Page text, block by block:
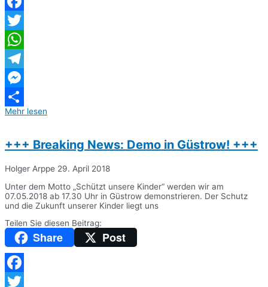
Facebook
Twitter
WhatsApp
Telegram
Messenger
Teilen
Mehr lesen
+++ Breaking News: Demo in Güstrow! +++
Holger Arppe 29. April 2018
Unter dem Motto „Schützt unsere Kinder“ werden wir am
07.05.2018 ab 17.30 Uhr in Güstrow demonstrieren. Der Schutz
und die Zukunft unserer Kinder liegt uns
Teilen Sie diesen Beitrag:
Share Post
Facebook